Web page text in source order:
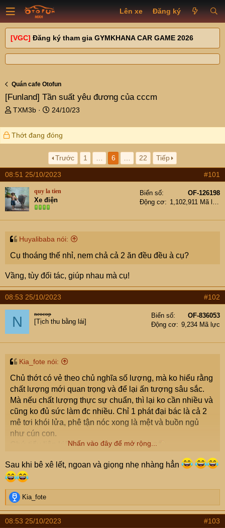
Lên xe Đăng ký
[VGC] Đăng ký tham gia GYMKHANA CAR GAME 2026
Quán cafe Otofun
[Funland] Tần suất yêu đương của cccm
T
r
e
s
t
a
r
t
TXM3b
N
à
y
ử
i
24/10/23
Thớt đang đóng
Trước 1 6 22 Tiếp
08:51 25/10/2023 #101
quy la tien
Xe điện
Biển số
OF-126198
Động cơ
1,102,911 Mã lực
Huyalibaba nói:
Cụ thoáng thế nhỉ, nem chả cả 2 ăn đều đều à cụ?
Vầng, tùy đối tác, giúp nhau mà cụ!
08:53 25/10/2023 #102
N neocop
[Tịch thu bằng lái]
Biển số
OF-836053
Động cơ
9,234 Mã lực
Kia_fote nói:
Chủ thớt có vẻ theo chủ nghĩa số lượng, mà ko hiểu rằng
chất lượng mới quan trọng và để lại ấn tượng sâu sắc.
Mà nếu chất lượng thực sự chuẩn, thì lại ko cần nhiều và
cũng ko đủ sức làm đc nhiều. Chỉ 1 phát đại bác là cả 2
mê tơi khói lửa, phê tận nóc xong là mệt và buồn ngủ
như cún con.
Chứ tiểu liên kiểu 1 phút phụt 3 phát thì
Nhấn vào đây để mở rộng...
Sau khi bê xê lết, ngoan và giọng nhẹ nhàng hẳn
R
e
a
c
Kia_fote
08:53 25/10/2023 #103